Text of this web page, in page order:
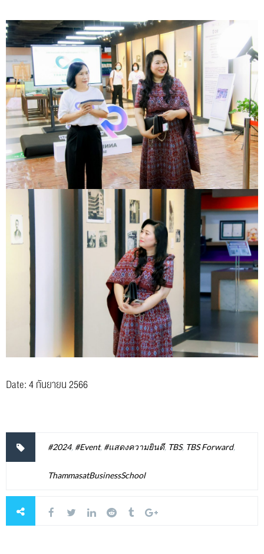
Date: 4 กันยายน 2566
#2024, #Event, #แสดงความยินดี, TBS, TBS Forward,
ThammasatBusinessSchool